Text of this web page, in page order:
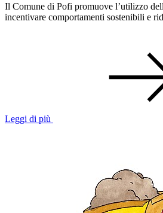
Il Comune di Pofi promuove l’utilizzo
incentivare comportamenti sostenibili e
Leggi di più